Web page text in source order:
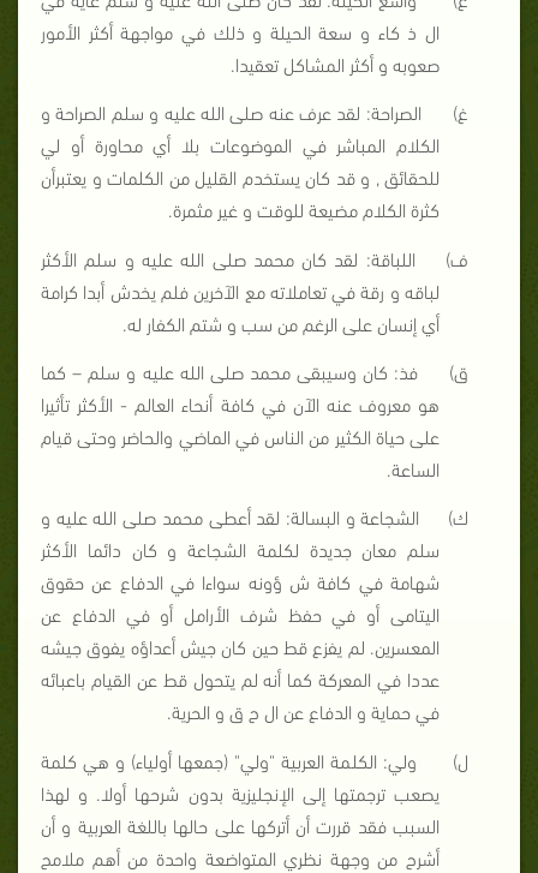
ال ذ كاء و سعة الحيلة و ذلك في مواجهة أكثر الأمور
صعوبه و أكثر المشاكل تعقيدا.
غ‌) الصراحة: لقد عرف عنه صلى الله عليه و سلم الصراحة و
الكلام المباشر في الموضوعات بلا أي محاورة أو لي
للحقائق , و قد كان يستخدم القليل من الكلمات و يعتبرأن
كثرة الكلام مضيعة للوقت و غير مثمرة.
ف‌) اللباقة: لقد كان محمد صلى الله عليه و سلم الأكثر
لباقه و رقة في تعاملاته مع الآخرين فلم يخدش أبدا كرامة
أي إنسان على الرغم من سب و شتم الكفار له.
ق‌) فذ: كان وسيبقى محمد صلى الله عليه و سلم – كما
هو معروف عنه الآن في كافة أنحاء العالم - الأكثر تأثيرا
على حياة الكثير من الناسفي الماضي والحاضر وحتى قيام
الساعة.
ك‌) الشجاعة و البسالة: لقد أعطى محمد صلى الله عليه و
سلم معان جديدة لكلمة الشجاعة و كان دائما الأكثر
شهامة في كافة ش ؤونه سواءا في الدفاع عن حقوق
اليتامى أو في حفظ شرف الأرامل أو في الدفاع عن
المعسرين. لم يفزع قط حين كان جيش أعداؤه يفوق جيشه
عددا في المعركة كما أنه لم يتحول قط عن القيام باعبائه
في حماية و الدفاع عن ال ح ق و الحرية.
ل‌) ولي: الكلمة العربية "ولي" (جمعها أولياء) و هي كلمة
يصعب ترجمتها إلى الإنجليزية بدون شرحها أولا. و لهذا
السبب فقد قررت أن أتركها على حالها باللغة العربية و أن
أشرح من وجهة نظري المتواضعة واحدة من أهم ملامح